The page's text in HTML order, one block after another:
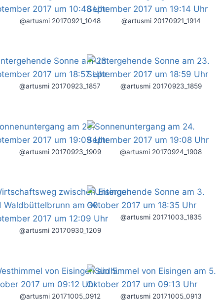
@artusmi 20170921_1048 @artusmi 20170921_1914
@artusmi 20170923_1857 @artusmi 20170923_1859
@artusmi 20170923_1909 @artusmi 20170924_1908
@artusmi 20170930_1209
@artusmi 20171003_1835
@artusmi 20171005_0912 @artusmi 20171005_0913